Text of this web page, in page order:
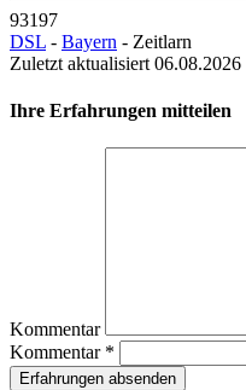
93197
DSL - Bayern - Zeitlarn
Zuletzt aktualisiert 06.08.2026
Ihre Erfahrungen mitteilen
Kommentar
Kommentar *
Erfahrungen absenden